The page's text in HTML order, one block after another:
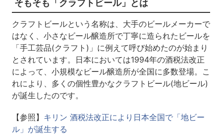
そもそも「クラフトビール」とは
クラフトビールという名称は、大手のビールメーカーで
はなく、小さなビール醸造所で丁寧に造られたビールを
「手工芸品(クラフト)」に例えて呼び始めたのが始まり
とされています。日本においては1994年の酒税法改正
によって、小規模なビール醸造所が全国に多数登場。こ
れにより、多くの個性豊かなクラフトビール(地ビール)
が誕生したのです。
【参照】 キリン 酒税法改正により日本全国で「地ビー
ル」が誕生する